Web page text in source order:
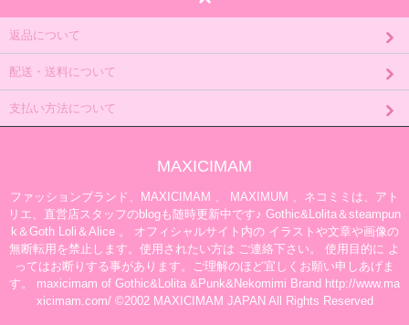
返品について
配送・送料について
支払い方法について
MAXICIMAM
ファッションブランド、MAXICIMAM 、 MAXIMUM 、ネコミミは、アト
リエ、直営店スタッフのblogも随時更新中です♪ Gothic&Lolita＆steampun
k＆Goth Loli＆Alice 。 オフィシャルサイト内の イラストや文章や画像の
無断転用を禁止します。使用されたい方は ご連絡下さい。 使用目的に よ
ってはお断りする事があります。ご理解のほど宜しくお願い申しあげま
す。 maxicimam of Gothic&Lolita &Punk&Nekomimi Brand http://www.ma
xicimam.com/ ©2002 MAXICIMAM JAPAN All Rights Reserved